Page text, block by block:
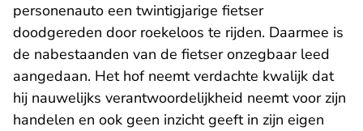
personenauto een twintigjarige fietser
doodgereden door roekeloos te rijden. Daarmee is
de nabestaanden van de fietser onzegbaar leed
aangedaan. Het hof neemt verdachte kwalijk dat
hij nauwelijks verantwoordelijkheid neemt voor zijn
handelen en ook geen inzicht geeft in zijn eigen